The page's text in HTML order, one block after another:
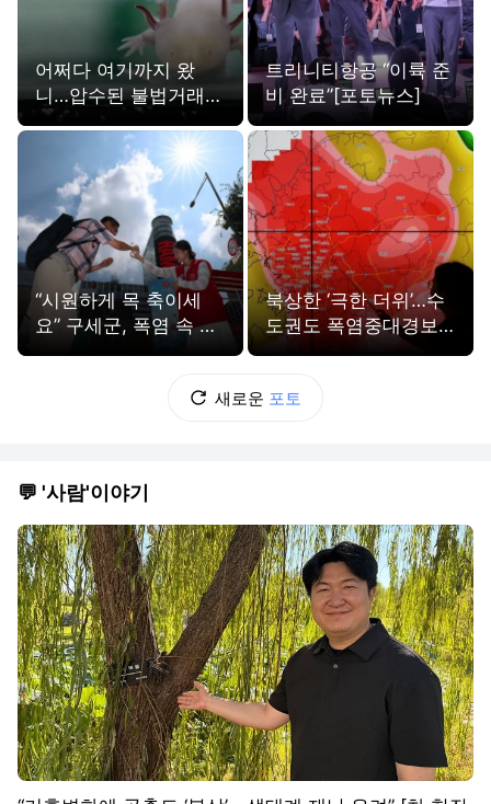
어쩌다 여기까지 왔
니…압수된 불법거래
멸종위기 동물들[포토
트리니티항공 “이륙 준
비 완료”[포토뉴스]
“시원하게 목 축이세
요” 구세군, 폭염 속 생
수 나눔[포토뉴스]
북상한 ‘극한 더위’…수
도권도 폭염중대경보
[포토뉴스]
새로운 포토
💬 '사람'이야기